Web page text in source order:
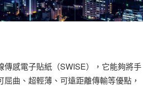
感電子貼紙（SWISE），它能夠將手
曲、超輕薄、可遠距離傳輸等優點，